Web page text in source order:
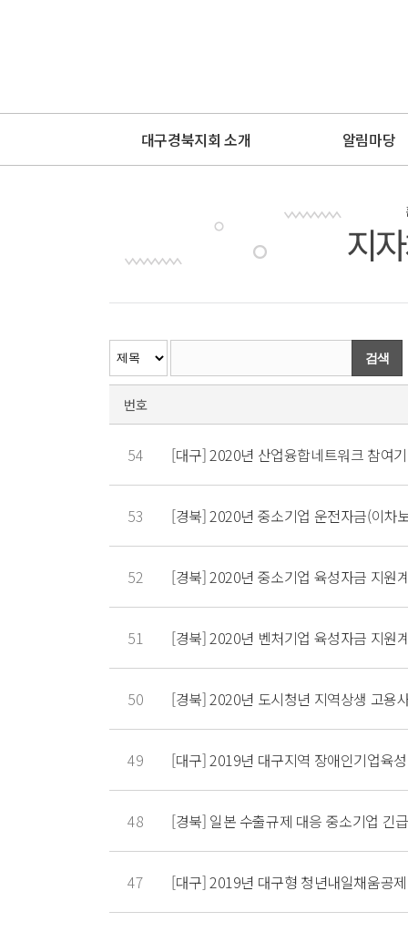
대구경북지회 소개 알림마당
지
검색
번호
54 [대구] 2020년 산업융합네트워크 참여
53 [경북] 2020년 중소기업 운전자금(이차
52 [경북] 2020년 중소기업 육성자금 지원
51 [경북] 2020년 벤처기업 육성자금 지원
50 [경북] 2020년 도시청년 지역상생 고용
49 [대구] 2019년 대구지역 장애인기업육
48 [경북] 일본 수출규제 대응 중소기업 긴
47 [대구] 2019년 대구형 청년내일채움공